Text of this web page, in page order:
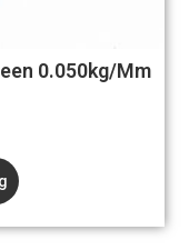
0.050kg/mm